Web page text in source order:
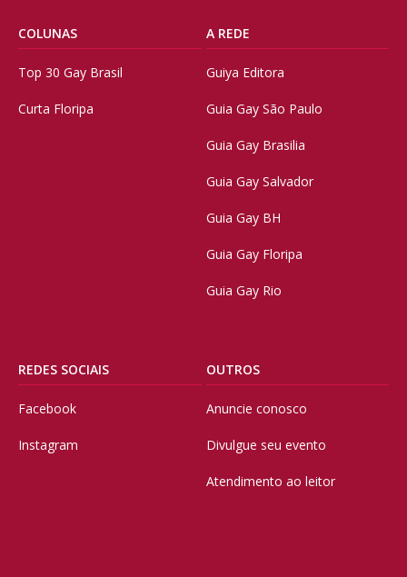
COLUNAS
Top 30 Gay Brasil
Curta Floripa
A REDE
Guiya Editora
Guia Gay São Paulo
Guia Gay Brasilia
Guia Gay Salvador
Guia Gay BH
Guia Gay Floripa
Guia Gay Rio
REDES SOCIAIS
Facebook
Instagram
OUTROS
Anuncie conosco
Divulgue seu evento
Atendimento ao leitor